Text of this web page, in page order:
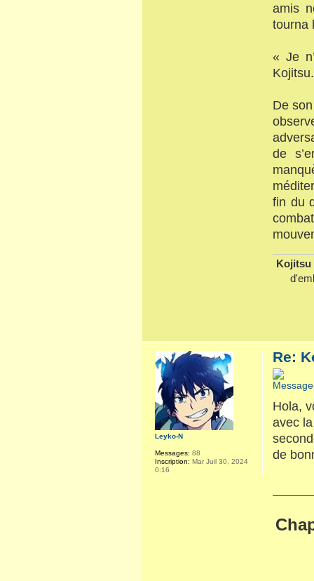
amis
tourna
« Je
De
de
fin du
Kojitsu
Re:
Hola,
avec
de
Leyko-N
Messages: 88
Inscription: Mar Juil 30, 2024
0:16